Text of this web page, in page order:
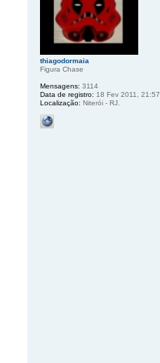
thiagodormaia
Figura Chase
Mensagens: 3114
Data de registro: 18 Fev 2011, 21:57
Localização: Niterói - RJ.